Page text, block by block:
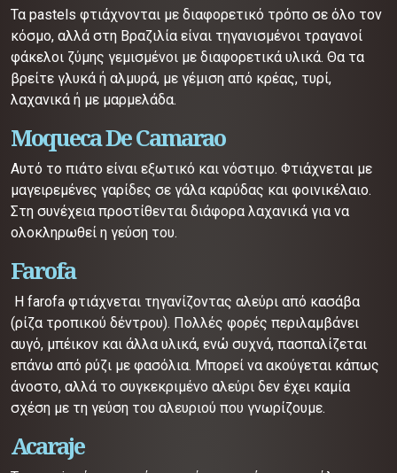
Τα pastels φτιάχνονται με διαφορετικό τρόπο σε όλο τον
κόσμο, αλλά στη Βραζιλία είναι τηγανισμένοι τραγανοί
φάκελοι ζύμης γεμισμένοι με διαφορετικά υλικά. Θα τα
βρείτε γλυκά ή αλμυρά, με γέμιση από κρέας, τυρί,
λαχανικά ή με μαρμελάδα.
Moqueca De Camarao
Αυτό το πιάτο είναι εξωτικό και νόστιμο. Φτιάχνεται με
μαγειρεμένες γαρίδες σε γάλα καρύδας και φοινικέλαιο.
Στη συνέχεια προστίθενται διάφορα λαχανικά για να
ολοκληρωθεί η γεύση του.
Farofa
Η farofa φτιάχνεται τηγανίζοντας αλεύρι από κασάβα
(ρίζα τροπικού δέντρου). Πολλές φορές περιλαμβάνει
αυγό, μπέικον και άλλα υλικά, ενώ συχνά, πασπαλίζεται
επάνω από ρύζι με φασόλια. Μπορεί να ακούγεται κάπως
άνοστο, αλλά το συγκεκριμένο αλεύρι δεν έχει καμία
σχέση με τη γεύση του αλευριού που γνωρίζουμε.
Acaraje